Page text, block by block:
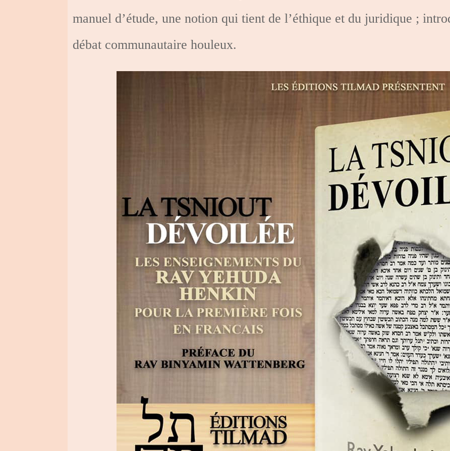
manuel d’étude, une notion qui tient de l’éthique et du juridique ;
débat communautaire houleux.